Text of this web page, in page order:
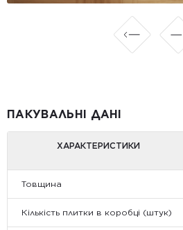
ПАКУВАЛЬНІ ДАНІ
ХАРАКТЕРИСТИКИ
Товщина
Кількість плитки в коробці (штук)